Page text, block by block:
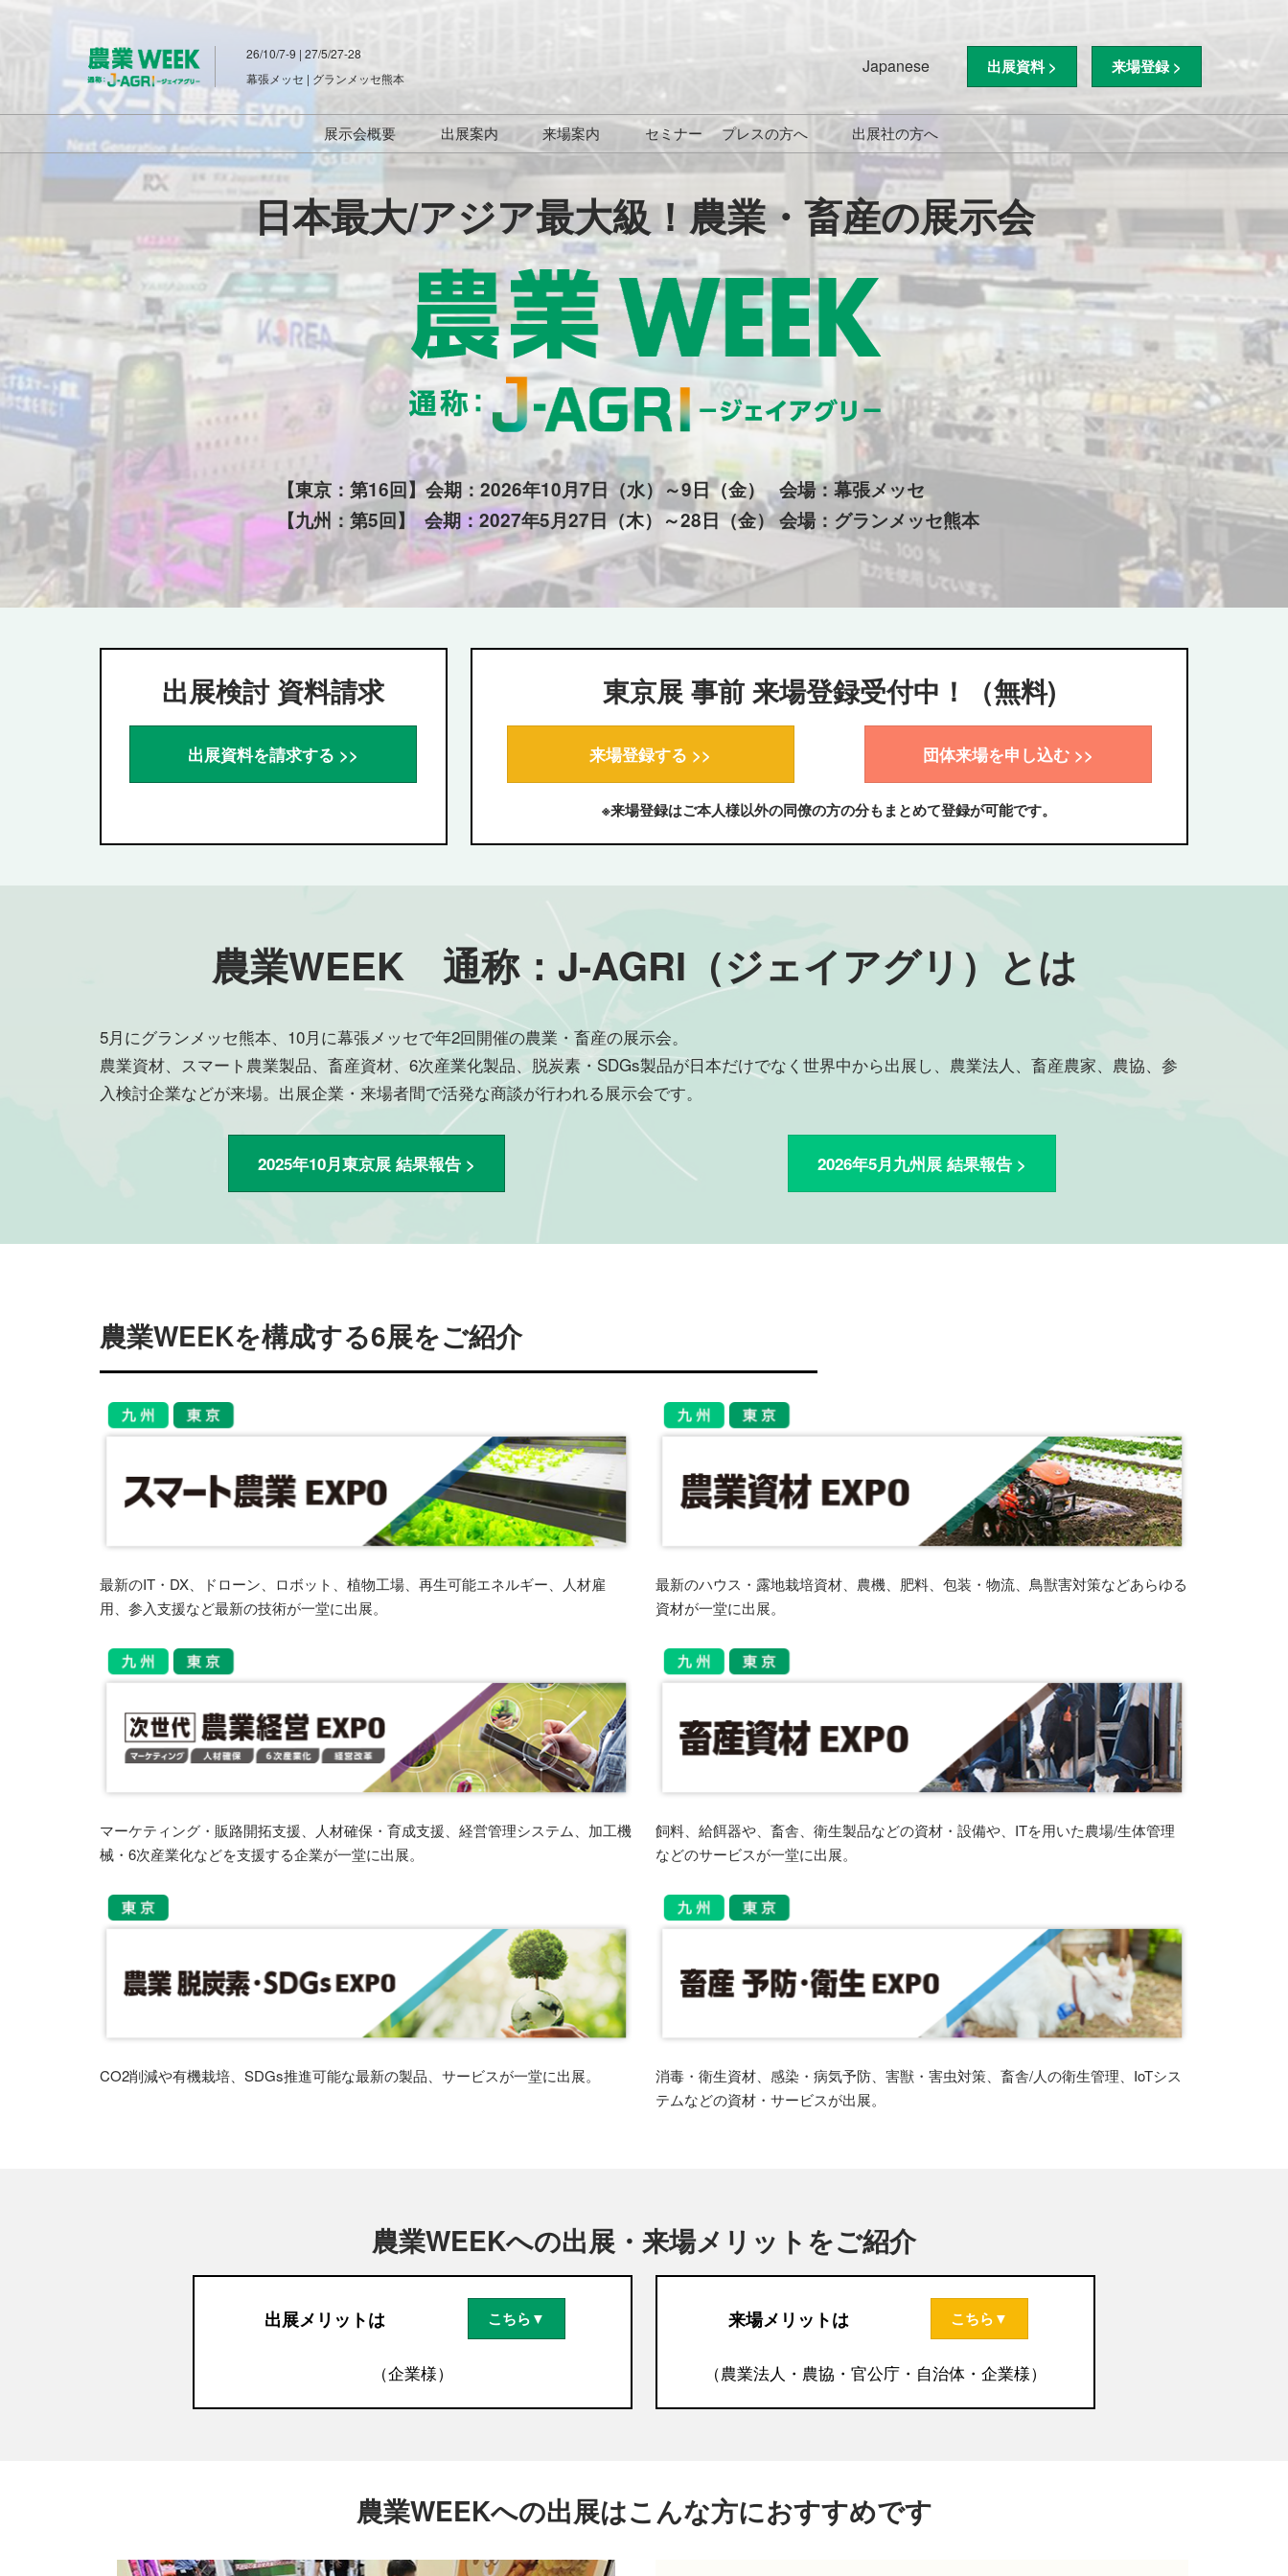
ッ
プ
し
進
む
26/10/7-9 | 27/5/27-28
幕張メッセ | グランメッセ熊本
Japanese
Japanese
English
简体字
出展資料 > 来場登録 >
展示会概要
スマート農業EXPO
農業資材EXPO
畜産資材EXPO
農業 脱炭素・SDGs EXPO
次世代 農業経営EXPO
畜産 予防・衛生 EXPO
2026年5月 九州展 結果報告
2025年10月 東京展 結果報
農業WEEKの理念
出展案内
ご契約後から会期当日まで
出展ブース事例
来場案内
【東京展】来場案内
【九州展】出展社・製品 検
索（2026年）
九州展 特別イベント一覧
未来の農機 モデル展示＆実
演イベント
各種フォーラム プログラム
【九州展】出展社・製品検
索サイト 注目企業ランキン
グ
注目の製品特集 一覧（2026
年）
展示会・セミナー参加ポリ
シー
セミナー
プレスの方へ
ロゴダウンロード
出展社の方へ
【東京展】出展社の方へ
【九州展】出展社の方へ
農
業
WEEK（通
称：
J-
AGRI
ジ
ェ
ア
グ
日本最大/アジア最大級！農業・畜産の展示会
【東京：第16回】会期：2026年10月7日（水）～9日（金） 会場：幕張メッセ
【九州：第5回】 会期：2027年5月27日（木）～28日（金） 会場：グランメッセ熊本
出展検討 資料請求
出展資料を請求する >>
東京展 事前 来場登録受付中！（無料)
来場登録する >> 団体来場を申し込む >>
※来場登録はご本人様以外の同僚の方の分もまとめて登録が可能です。
農業WEEK 通称：J-AGRI（ジェイアグリ）とは
5月にグランメッセ熊本、10月に幕張メッセで年2回開催の農業・畜産の展示会。
農業資材、スマート農業製品、畜産資材、6次産業化製品、脱炭素・SDGs製品が日本だけでなく世界中から出展し、農業法人、畜産農家、農協、参
入検討企業などが来場。出展企業・来場者間で活発な商談が行われる展示会です。
2025年10月東京展 結果報告 > 2026年5月九州展 結果報告 >
農業WEEKを構成する6展をご紹介
最新のIT・DX、ドローン、ロボット、植物工場、再生可能エネルギー、人材雇
用、参入支援など最新の技術が一堂に出展。
最新のハウス・露地栽培資材、農機、肥料、包装・物流、鳥獣害対策などあらゆる
資材が一堂に出展。
マーケティング・販路開拓支援、人材確保・育成支援、経営管理システム、加工機
械・6次産業化などを支援する企業が一堂に出展。
飼料、給餌器や、畜舎、衛生製品などの資材・設備や、ITを用いた農場/生体管理
などのサービスが一堂に出展。
CO2削減や有機栽培、SDGs推進可能な最新の製品、サービスが一堂に出展。
消毒・衛生資材、感染・病気予防、害獣・害虫対策、畜舎/人の衛生管理、IoTシス
テムなどの資材・サービスが出展。
農業WEEKへの出展・来場メリットをご紹介
出展メリットは こちら▼
（企業様）
来場メリットは こちら▼
（農業法人・農協・官公庁・自治体・企業様）
農業WEEKへの出展はこんな方におすすめです